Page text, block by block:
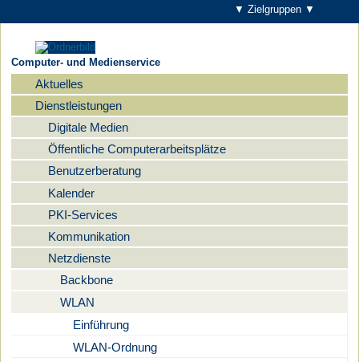
▼ Zielgruppen ▼
Computer- und Medienservice
Navigation
Aktuelles
Dienstleistungen
Digitale Medien
Öffentliche Computerarbeitsplätze
Benutzerberatung
Kalender
PKI-Services
Kommunikation
Netzdienste
Backbone
WLAN
Einführung
WLAN-Ordnung